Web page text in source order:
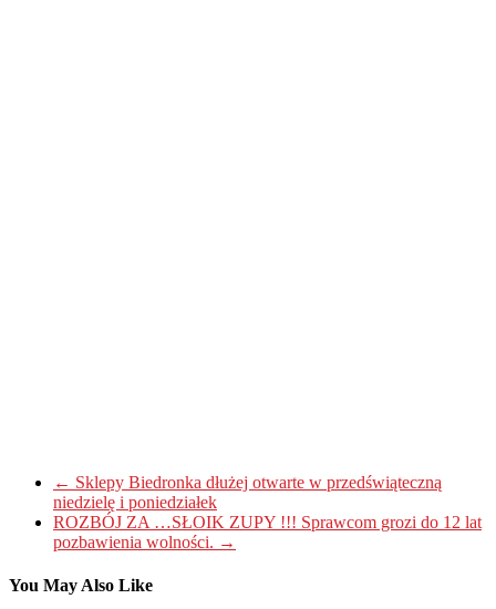
← Sklepy Biedronka dłużej otwarte w przedświąteczną
niedzielę i poniedziałek
ROZBÓJ ZA …SŁOIK ZUPY !!! Sprawcom grozi do 12 lat
pozbawienia wolności. →
You May Also Like